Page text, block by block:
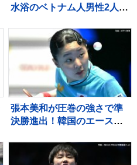
水浴のベトナム人男性2人が
張本美和が圧巻の強さで準
決勝進出！韓国のエース・
キを与えず快勝【WTTチャ
ンピオンズ横浜】